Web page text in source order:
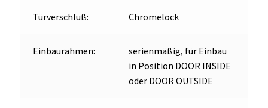
Türverschluß: Chromelock
Einbaurahmen:
serienmäßig, für Einbau
in Position DOOR INSIDE
oder DOOR OUTSIDE